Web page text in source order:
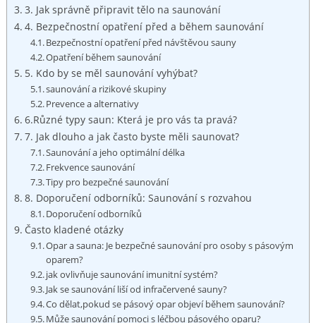
3. Jak správně připravit tělo na saunování
4. Bezpečnostní opatření před a během saunování
Bezpečnostní opatření před návštěvou sauny
Opatření během saunování
5. Kdo by se měl saunování vyhýbat?
saunování a rizikové skupiny
Prevence a alternativy
6.Různé typy saun: Která je pro vás ta pravá?
7. Jak dlouho a jak často byste měli saunovat?
Saunování a jeho optimální délka
Frekvence saunování
Tipy pro bezpečné saunování
8. Doporučení odborníků: Saunování s rozvahou
Doporučení odborníků
Často kladené otázky
Opar a sauna: Je bezpečné saunování pro osoby s pásovým
oparem?
jak ovlivňuje saunování imunitní systém?
Jak se saunování liší od infračervené sauny?
Co dělat,pokud se pásový opar objeví během saunování?
Může saunování pomoci s léčbou pásového oparu?